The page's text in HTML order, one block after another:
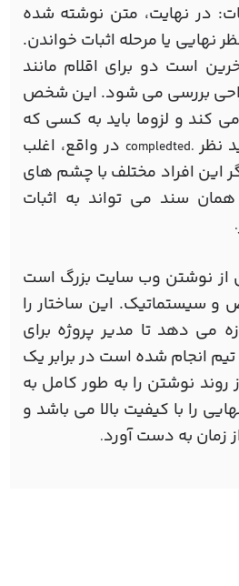
اثبات: در نهایت، متن نوشته شده
نهایی یا مرحله اثبات خواندن.
است دو برای اقلام مانند
بررسی می شود. این شخص
کند و لزوما باید به کسی که
نظر compledted. در واقع، اغلب
این افراد مختلف با چشم های
سند می تواند به اثبات
.
از نوشتن وب سایت بزرگ است
سیستماتیک. این ساختار را
می دهد تا مدیر پروژه برای
انجام شده است در برابر یک
روند نوشتن را به طور کامل به
را با کیفیت بالا می باشد و
زمان به دست آورد.